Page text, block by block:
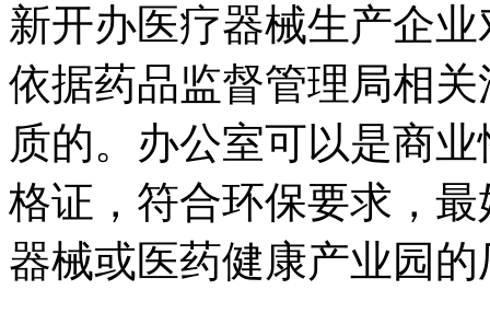
新开办医疗器械生产企
依据药品监督管理局相
质的。办公室可以是商
格证，符合环保要求，
器械或医药健康产业园